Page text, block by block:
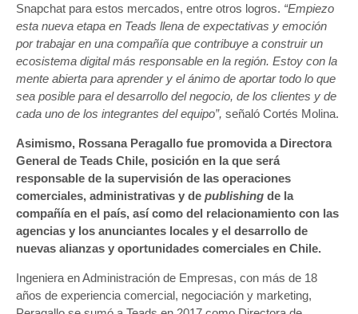
Snapchat para estos mercados, entre otros logros. “Empiezo
esta nueva etapa en Teads llena de expectativas y emoción
por trabajar en una compañía que contribuye a construir un
ecosistema digital más responsable en la región. Estoy con la
mente abierta para aprender y el ánimo de aportar todo lo que
sea posible para el desarrollo del negocio, de los clientes y de
cada uno de los integrantes del equipo”, señaló Cortés Molina.
Asimismo, Rossana Peragallo fue promovida a Directora
General de Teads Chile, posición en la que será
responsable de la supervisión de las operaciones
comerciales, administrativas y de publishing de la
compañía en el país, así como del relacionamiento con las
agencias y los anunciantes locales y el desarrollo de
nuevas alianzas y oportunidades comerciales en Chile.
Ingeniera en Administración de Empresas, con más de 18
años de experiencia comercial, negociación y marketing,